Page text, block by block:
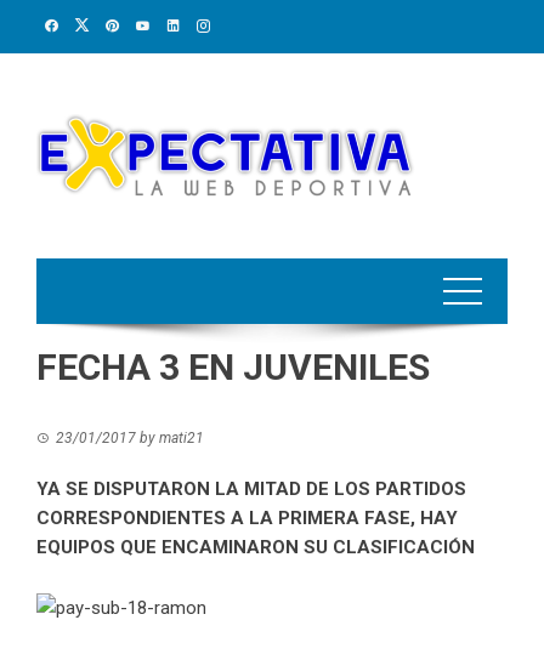
FECHA 3 EN JUVENILES
23/01/2017 by mati21
YA SE DISPUTARON LA MITAD DE LOS PARTIDOS
CORRESPONDIENTES A LA PRIMERA FASE, HAY
EQUIPOS QUE ENCAMINARON SU CLASIFICACIÓN